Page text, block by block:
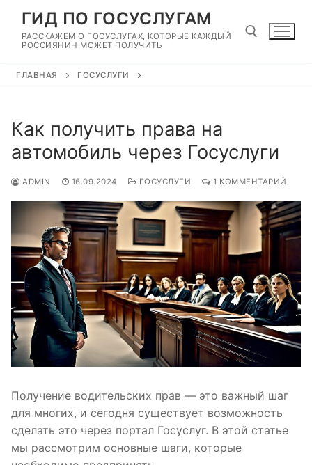
Перейти
содержимому
ГИД ПО ГОСУСЛУГАМ
РАССКАЖЕМ О ГОСУСЛУГАХ, КОТОРЫЕ КАЖДЫЙ
РОССИЯНИН МОЖЕТ ПОЛУЧИТЬ
ГЛАВНАЯ ГОСУСЛУГИ
Как получить права на
автомобиль через Госуслуги
ADMIN 16.09.2024 ГОСУСЛУГИ 1 КОММЕНТАРИЙ
Получение водительских прав — это важный шаг
для многих, и сегодня существует возможность
сделать это через портал Госуслуг. В этой статье
мы рассмотрим основные шаги, которые